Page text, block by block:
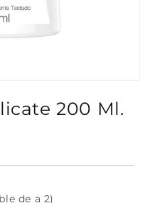
200 Ml.
de a 2)